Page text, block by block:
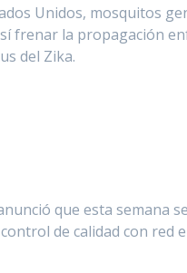
Unidos, mosquitos
frenar la propagación
del Zika.
que esta semana
de calidad con red